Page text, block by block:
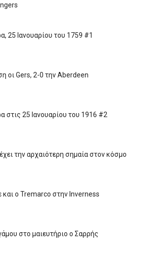
25 Ιανουαρίου του 1759 #1
οι Gers, 2-0 την Aberdeen
στις 25 Ιανουαρίου του 1916 #2
την αρχαιότερη σημαία στον κόσμο
ο Tremarco στην Inverness
στο μαιευτήριο ο Σαρρής